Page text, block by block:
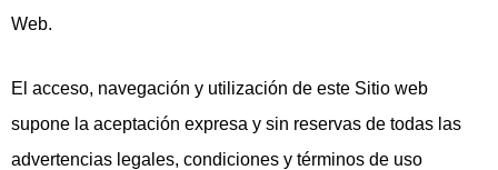
Web.
El acceso, navegación y utilización de este Sitio web
supone la aceptación expresa y sin reservas de todas las
advertencias legales, condiciones y términos de uso